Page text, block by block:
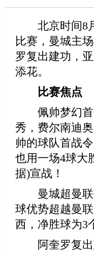
北京时间8月
比赛，曼城主
罗复出建功，
添花。
比赛焦点
佩帅梦幻首
秀，费尔南迪
帅的球队首战
也用一场4球大
据)宣战！
曼城超曼联
球优势超越曼
西，净胜球为3
阿奎罗复出